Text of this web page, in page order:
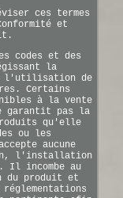
ces termes
et
codes et des
la
l'utilisation de
Certains
à la vente
garantit pas la
qu'elle
ou les
aucune
l'installation
incombe au
produit et